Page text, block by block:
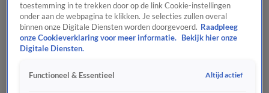
toestemming in te trekken door op de link Cookie-instellingen
onder aan de webpagina te klikken. Je selecties zullen overal
binnen onze Digitale Diensten worden doorgevoerd. Raadpleeg
onze Cookieverklaring voor meer informatie.
Bekijk hier onze
Digitale Diensten.
Functioneel & Essentieel Altijd actief